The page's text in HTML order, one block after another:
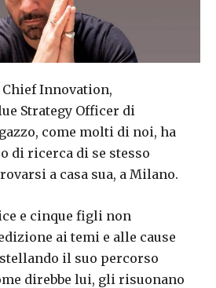
Innovation,
Strategy Officer di
come molti di noi, ha
di ricerca di se stesso
a casa sua, a Milano.
e cinque figli non
ai temi e alle cause
il suo percorso
direbbe lui, gli risuonano